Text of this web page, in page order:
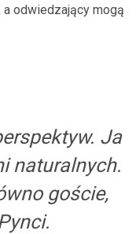
odwiedzający mogą
Ja
naturalnych.
goście,